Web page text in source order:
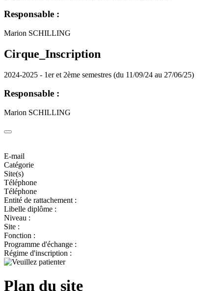
Responsable :
Marion SCHILLING
Cirque_Inscription
2024-2025 - 1er et 2ème semestres (du 11/09/24 au 27/06/25)
Responsable :
Marion SCHILLING
E-mail
Catégorie
Site(s)
Téléphone
Téléphone
Entité de rattachement :
Libelle diplôme :
Niveau :
Site :
Fonction :
Programme d'échange :
Régime d'inscription :
Plan du site